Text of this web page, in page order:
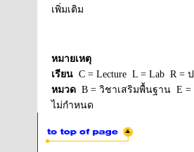
เพิ่มเติม
หมายเหตุ
เรียน C = Lecture L = Lab R =
หมวด B = วิชาเสริมพื้นฐาน E
ไม่กำหนด